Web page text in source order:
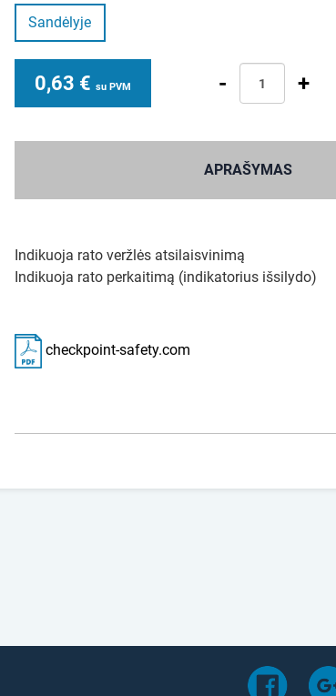
Sandėlyje
0,63 € su PVM - +
APRAŠYMAS
Indikuoja rato veržlės atsilaisvinimą
Indikuoja rato perkaitimą (indikatorius išsilydo)
checkpoint-safety.com